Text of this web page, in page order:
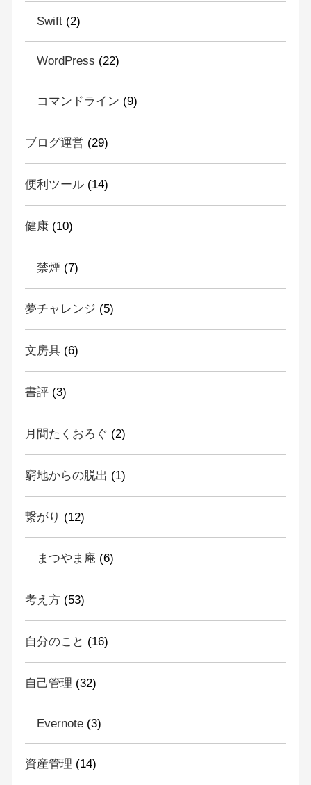
Swift(2)
WordPress (22)
コマンドライン (9)
ブログ運営 (29)
便利ツール(14)
健康(10)
禁煙 (7)
夢チャレンジ (5)
文房具(6)
書評(3)
月間たくおろぐ (2)
窮地からの脱出 (1)
繋がり (12)
まつやま庵 (6)
考え方(53)
自分のこと (16)
自己管理 (32)
Evernote(3)
資産管理 (14)